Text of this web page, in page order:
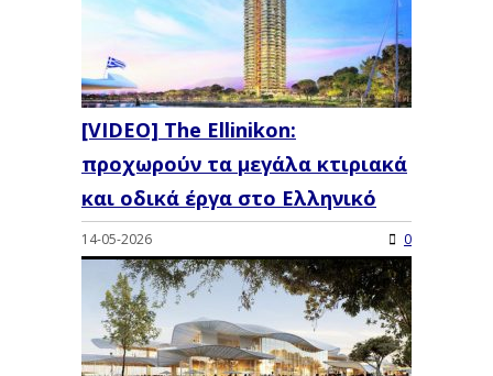
[VIDEO] The Ellinikon:
προχωρούν τα μεγάλα κτιριακά
και οδικά έργα στο Ελληνικό
14-05-2026 0